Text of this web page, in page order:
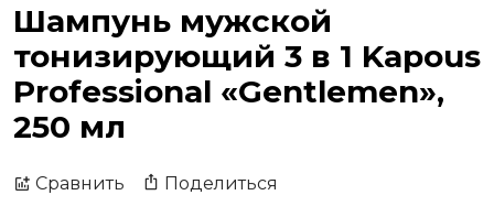
Шампунь мужской
тонизирующий 3 в 1 Kapous
Professional «Gentlemen»,
250 мл
Сравнить Поделиться